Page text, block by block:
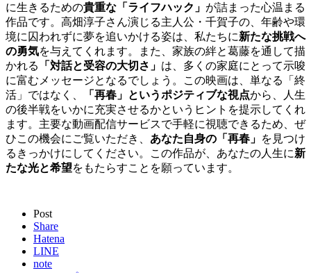
に生きるための貴重な「ライフハック」 が詰まった心温まる
作品です。高畑淳子さん演じる主人公・千賀子の、年齢や環
境に囚われずに夢を追いかける姿は、私たちに新たな挑戦へ
の勇気を与えてくれます。また、家族の絆と葛藤を通して描
かれる
「対話と受容の大切さ」 は、多くの家庭にとって示唆
に富むメッセージとなるでしょう。この映画は、単なる「終
活」ではなく、
「再春」というポジティブな視点から、人生
の後半戦をいかに充実させるかというヒントを提示してくれ
ます。主要な動画配信サービスで手軽に視聴できるため、ぜ
ひこの機会にご覧いただき、 あなた自身の「再春」 を見つけ
るきっかけにしてください。この作品が、あなたの人生に新
たな光と希望をもたらすことを願っています。
Post
Share
Hatena
LINE
note